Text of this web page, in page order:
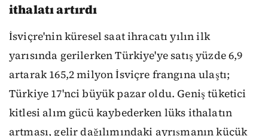
ithalatı artırdı
İsviçre'nin küresel saat ihracatı yılın ilk
yarısında gerilerken Türkiye'ye satış yüzde 6,9
artarak 165,2 milyon İsviçre frangına ulaştı;
Türkiye 17'nci büyük pazar oldu. Geniş tüketici
kitlesi alım gücü kaybederken lüks ithalatın
artması, gelir dağılımındaki ayrışmanın küçük